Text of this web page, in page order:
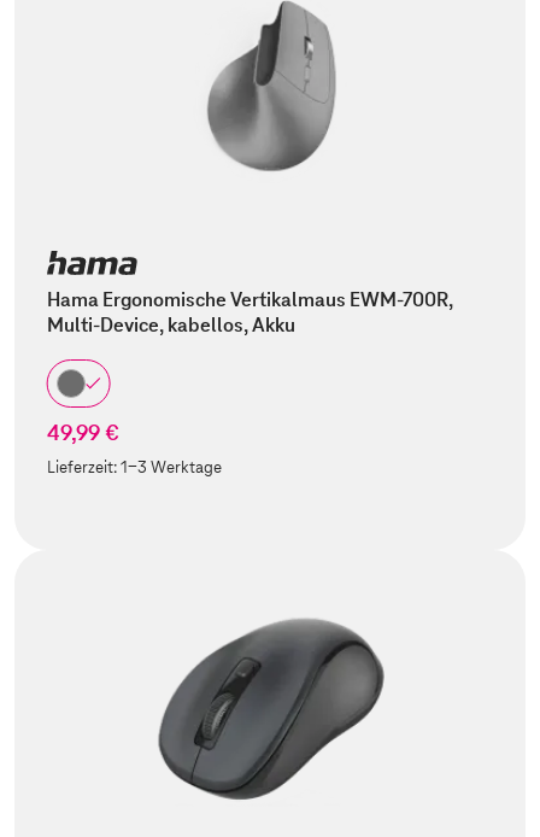
Hama Ergonomische Vertikalmaus EWM-700R,
Multi-Device, kabellos, Akku
49,99 €
Lieferzeit:1-3 Werktage